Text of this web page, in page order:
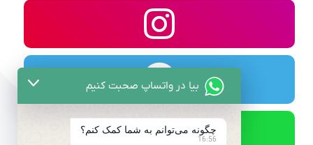
بیا در واتساپ صحبت کنیم
چگونه می‌توانم به شما کمک کنم؟
16:56